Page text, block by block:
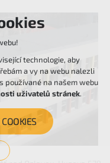
technologie, aby
a vy na webu nalezli
používané na našem webu
uživatelů stránek.